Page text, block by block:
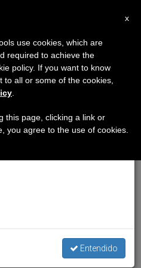
×
haremos la pausa
en el periodo de verano
y también el
Entendido
x
use cookies, which are
required to achieve the
policy. If you want to know
all or some of the cookies,
this page, clicking a link or
you agree to the use of cookies.